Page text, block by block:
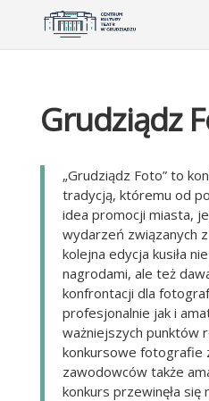
Grudziądz
„Grudziądz Foto” to
tradycją, któremu od
idea promocji miasta,
wydarzeń związanych
kolejna edycja kusiła
nagrodami, ale też
konfrontacji dla
profesjonalnie jak i
ważniejszych punktów
konkursowe fotografie
zawodowców także
konkurs przewinęła się